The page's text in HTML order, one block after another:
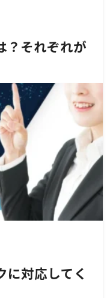
？それぞれが
に対応してく